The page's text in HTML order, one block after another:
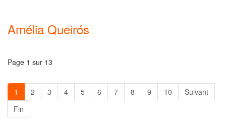
Amélia Queirós
Page 1 sur 13
1 2 3 4 5 6 7 8 9 10
Suivant
Fin